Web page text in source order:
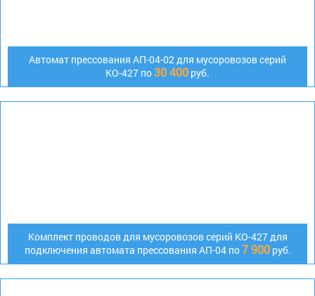
Автомат прессования АП-04-02 для мусоровозов серий
КО-427 по30 400 руб.
Комплект проводов для мусоровозов серий КО-427 для
подключения автомата прессования АП-04 по7 900руб.